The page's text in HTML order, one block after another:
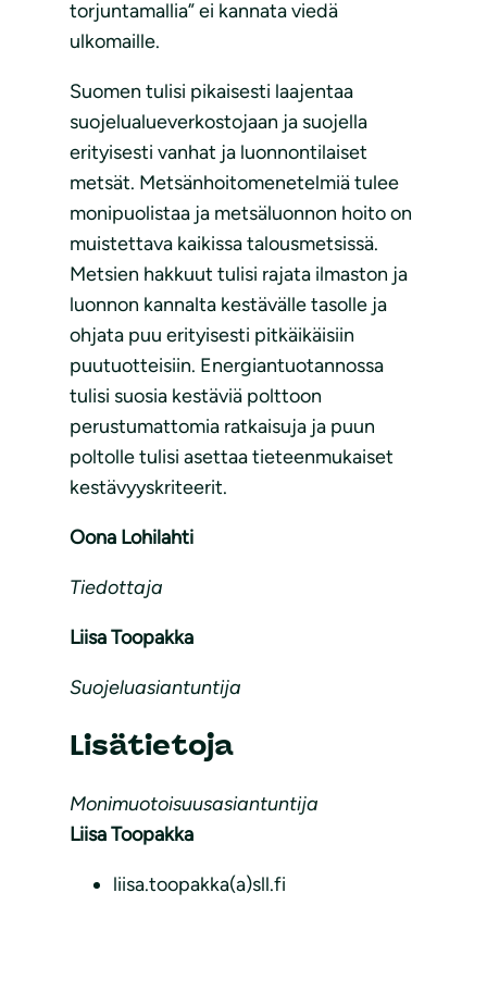
torjuntamallia” ei kannata viedä
ulkomaille.
Suomen tulisi pikaisesti laajentaa
suojelualueverkostojaan ja suojella
erityisesti vanhat ja luonnontilaiset
metsät. Metsänhoitomenetelmiä tulee
monipuolistaa ja metsäluonnon hoito on
muistettava kaikissa talousmetsissä.
Metsien hakkuut tulisi rajata ilmaston ja
luonnon kannalta kestävälle tasolle ja
ohjata puu erityisesti pitkäikäisiin
puutuotteisiin. Energiantuotannossa
tulisi suosia kestäviä polttoon
perustumattomia ratkaisuja ja puun
poltolle tulisi asettaa tieteenmukaiset
kestävyyskriteerit.
Oona Lohilahti
Tiedottaja
Liisa Toopakka
Suojeluasiantuntija
Lisätietoja
Monimuotoisuusasiantuntija
Liisa Toopakka
liisa.toopakka(a)sll.fi